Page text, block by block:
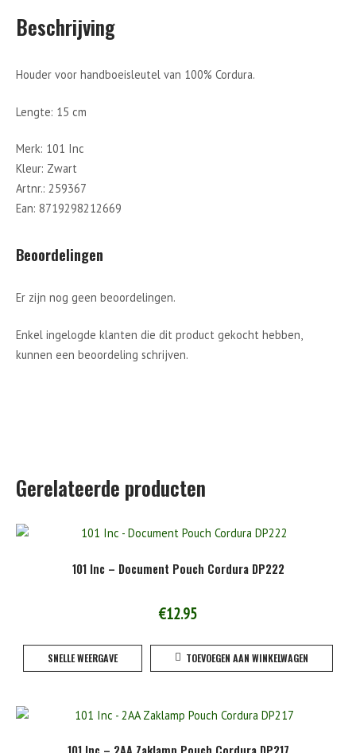
Beschrijving
Houder voor handboeisleutel van 100% Cordura.
Lengte: 15 cm
Merk: 101 Inc
Kleur: Zwart
Artnr.: 259367
Ean: 8719298212669
Beoordelingen
Er zijn nog geen beoordelingen.
Enkel ingelogde klanten die dit product gekocht hebben,
kunnen een beoordeling schrijven.
Gerelateerde producten
101 Inc – Document Pouch Cordura DP222
€12.95
SNELLE WEERGAVE TOEVOEGEN AAN WINKELWAGEN